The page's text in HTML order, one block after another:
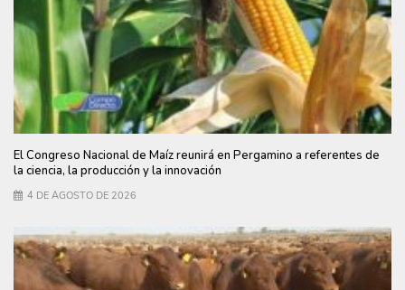
El Congreso Nacional de Maíz reunirá en Pergamino a referentes de
la ciencia, la producción y la innovación
4 DE AGOSTO DE 2026